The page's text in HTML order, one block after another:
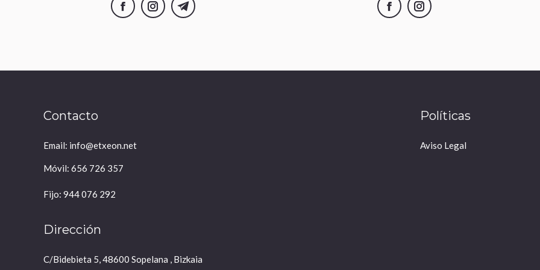
FacebookInstagramTelegram FacebookInstagram
Contacto
Email: info@etxeon.net
Móvil: 656 726 357
Fijo: 944 076 292
Políticas
Aviso Legal
Dirección
C/Bidebieta 5, 48600 Sopelana , Bizkaia